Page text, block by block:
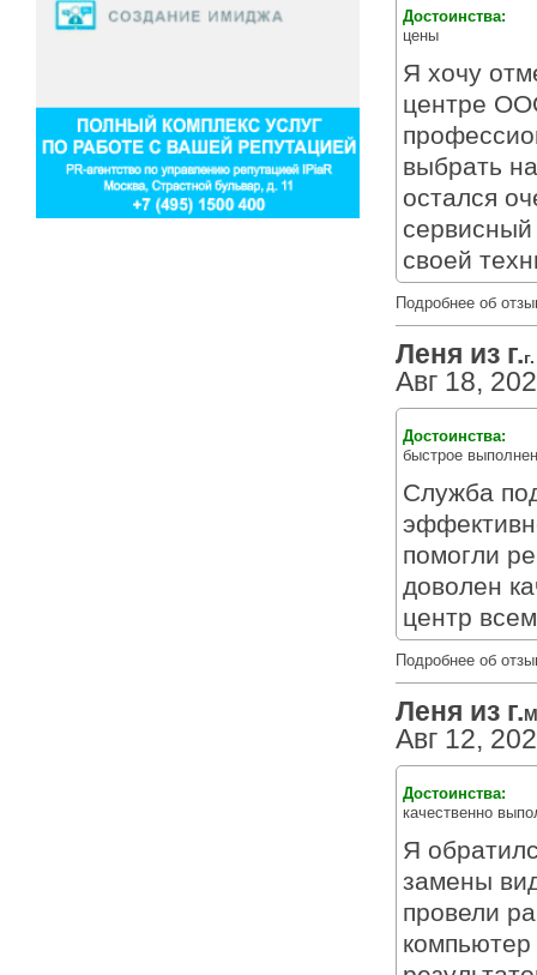
Достоинства:
цены
Я хочу
центре
выбрать
остался
своей
Подробнее об
Леня из г.
Авг 18,
Достоинства:
быстрое
Служба
помогли
доволен
центр
Подробнее об
Леня из г.
Авг 12,
Достоинства:
качественно
Я
замены
провели